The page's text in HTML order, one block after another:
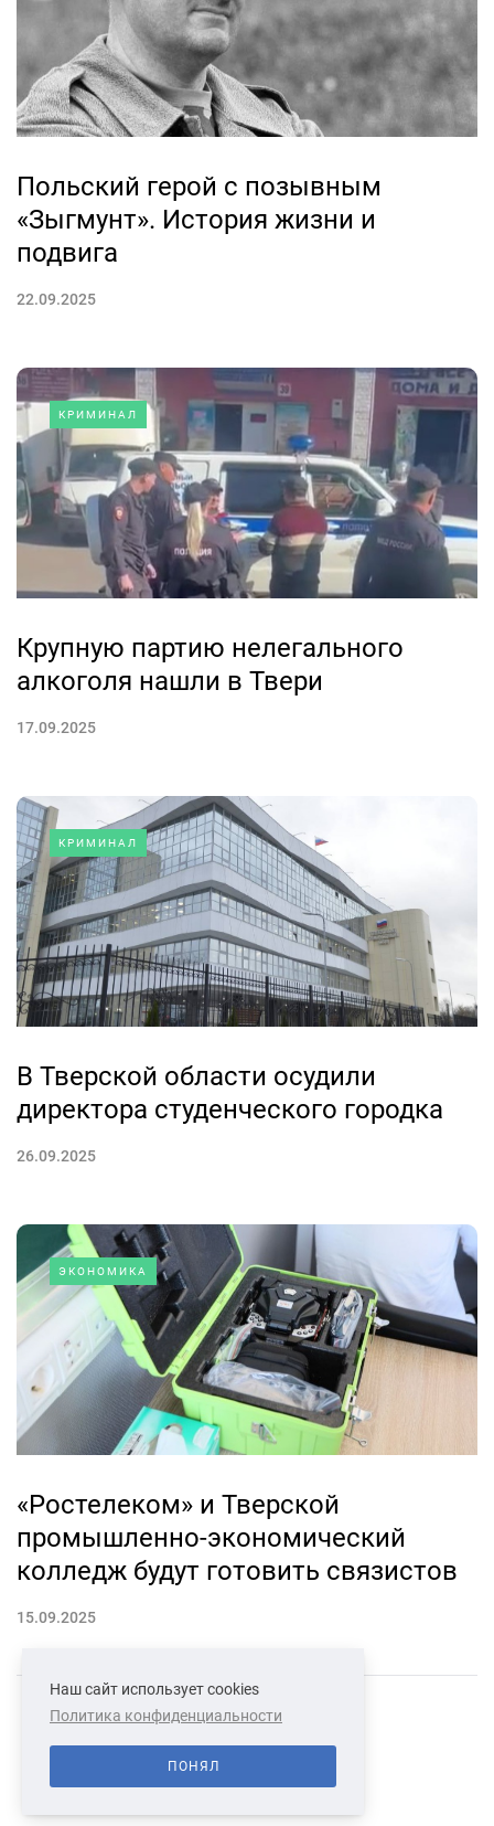
Польский герой с позывным
«Зыгмунт». История жизни и
подвига
22.09.2025
КРИМИНАЛ
Крупную партию нелегального
алкоголя нашли в Твери
17.09.2025
КРИМИНАЛ
В Тверской области осудили
директора студенческого городка
26.09.2025
ЭКОНОМИКА
«Ростелеком» и Тверской
промышленно-экономический
колледж будут готовить связистов
15.09.2025
СВЯЗАТЬСЯ С НАМИ О НАС
Наш сайт использует cookies
Политика конфиденциальности
ПОНЯЛ